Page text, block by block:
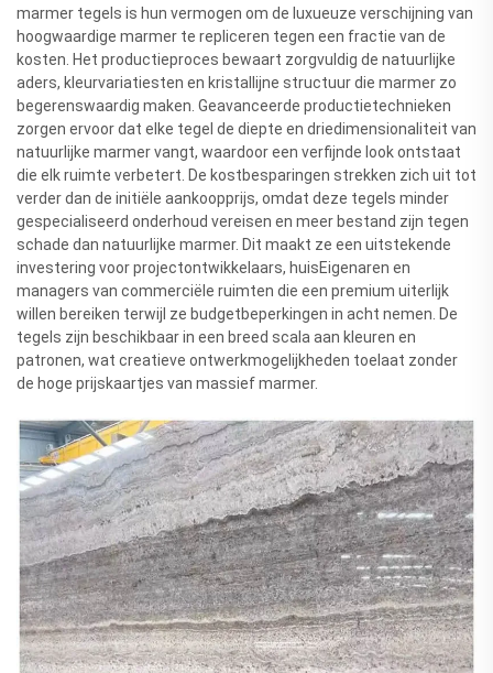
marmer tegels is hun vermogen om de luxueuze verschijning van
hoogwaardige marmer te repliceren tegen een fractie van de
kosten. Het productieproces bewaart zorgvuldig de natuurlijke
aders, kleurvariatiesten en kristallijne structuur die marmer zo
begerenswaardig maken. Geavanceerde productietechnieken
zorgen ervoor dat elke tegel de diepte en driedimensionaliteit van
natuurlijke marmer vangt, waardoor een verfijnde look ontstaat
die elk ruimte verbetert. De kostbesparingen strekken zich uit tot
verder dan de initiële aankoopprijs, omdat deze tegels minder
gespecialiseerd onderhoud vereisen en meer bestand zijn tegen
schade dan natuurlijke marmer. Dit maakt ze een uitstekende
investering voor projectontwikkelaars, huisEigenaren en
managers van commerciële ruimten die een premium uiterlijk
willen bereiken terwijl ze budgetbeperkingen in acht nemen. De
tegels zijn beschikbaar in een breed scala aan kleuren en
patronen, wat creatieve ontwerkmogelijkheden toelaat zonder
de hoge prijskaartjes van massief marmer.